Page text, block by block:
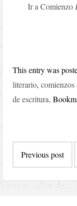
Ir a Comienzo
This entry was
literario,comienzos
de escritura.
navigation
Previous post